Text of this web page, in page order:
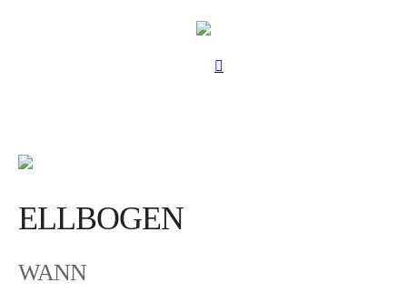
ELLBOGEN
WANN